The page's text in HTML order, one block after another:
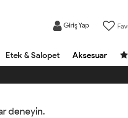
Giriş Yap
Etek & Salopet Aksesuar
deneyin.